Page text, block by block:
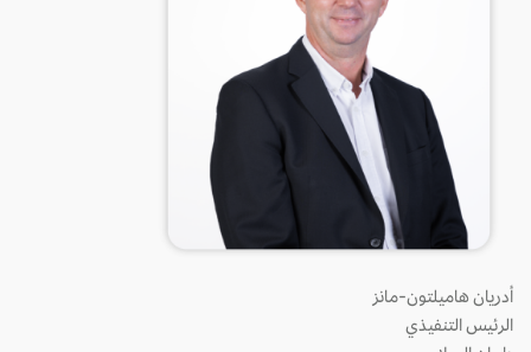
أدريان هاميلتون-مانز
الرئيس التنفيذي